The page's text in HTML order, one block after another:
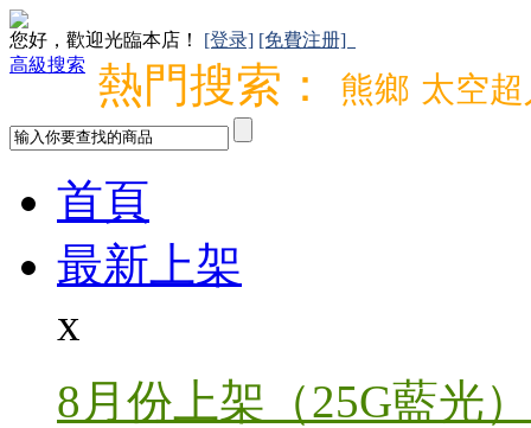
您好，歡迎光臨本店！ [登录] [免費注册]
高級搜索
熱門搜索： 熊鄉 太空
首頁
最新上架
x
8月份上架（25G藍光）